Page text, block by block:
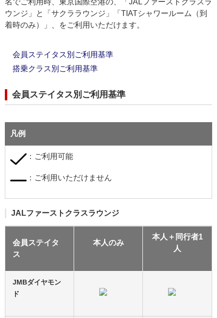
名でご利用時、東京国際空港の、「JALファーストクラスラ
ウンジ」と「サクララウンジ」「TIATシャワールーム（到
着時のみ）」、をご利用いただけます。
会員ステイタス別ご利用基準
搭乗クラス別ご利用基準
会員ステイタス別ご利用基準
凡例
：ご利用可能
：ご利用いただけません
JALファーストクラスラウンジ
会員ステイタ
ス
本人のみ
本人＋同行者1
人
JMBダイヤモン
ド